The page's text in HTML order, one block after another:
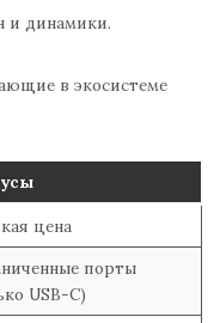
и динамики.
в экосистеме
цена
порты
USB-C)